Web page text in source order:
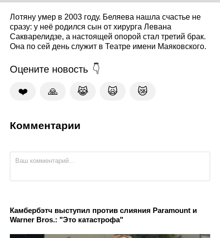
Лотяну умер в 2003 году. Беляева нашла счастье не
сразу: у неё родился сын от хирурга Левана
Сакварелидзе, а настоящей опорой стал третий брак.
Она по сей день служит в Театре имени Маяковского.
Оцените новость
❤️ 🙏 😹 🙀 😿
Комментарии
Камбербэтч выступил против слияния Paramount и
Warner Bros.: "Это катастрофа"